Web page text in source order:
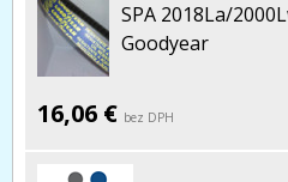
SPA 2018La/
Goodyear
16,06 € bez DPH